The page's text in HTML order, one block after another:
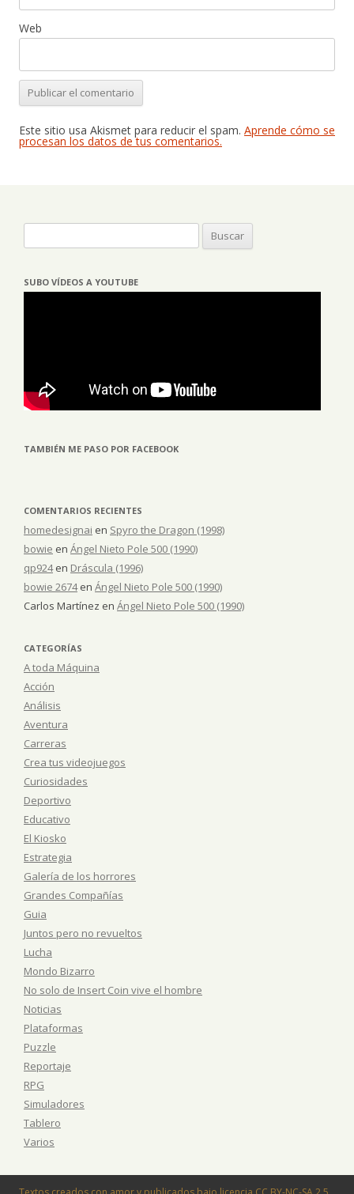
Web
Este sitio usa Akismet para reducir el spam. Aprende cómo se
procesan los datos de tus comentarios.
SUBO VÍDEOS A YOUTUBE
TAMBIÉN ME PASO POR FACEBOOK
COMENTARIOS RECIENTES
homedesignai en Spyro the Dragon (1998)
bowie en Ángel Nieto Pole 500 (1990)
qp924en Dráscula (1996)
bowie 2674en Ángel Nieto Pole 500 (1990)
Carlos Martínez en Ángel Nieto Pole 500 (1990)
CATEGORÍAS
A toda Máquina
Acción
Análisis
Aventura
Carreras
Crea tus videojuegos
Curiosidades
Deportivo
Educativo
El Kiosko
Estrategia
Galería de los horrores
Grandes Compañías
Guia
Juntos pero no revueltos
Lucha
Mondo Bizarro
No solo de Insert Coin vive el hombre
Noticias
Plataformas
Puzzle
Reportaje
RPG
Simuladores
Tablero
Varios